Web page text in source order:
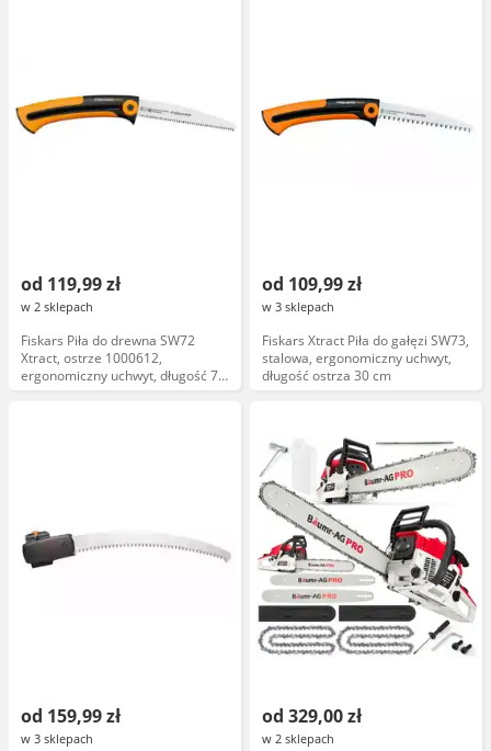
od 119,99 zł
w 2 sklepach
Fiskars Piła do drewna SW72
Xtract, ostrze 1000612,
ergonomiczny uchwyt, długość 72
cm
od 109,99 zł
w 3 sklepach
Fiskars Xtract Piła do gałęzi SW73,
stalowa, ergonomiczny uchwyt,
długość ostrza 30 cm
od 159,99 zł
w 3 sklepach
od 329,00 zł
w 2 sklepach